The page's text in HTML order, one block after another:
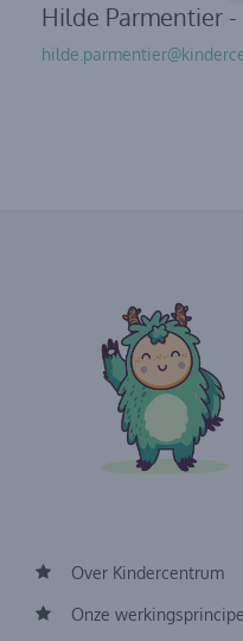
Hilde Parmentier -
Over Kindercentrum
Onze